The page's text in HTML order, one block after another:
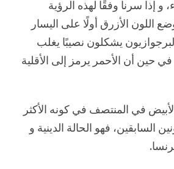
و إذا سرنا وفقًا لهذه الرؤية
اللون الأزرق أولًا على اليسار
يشكلون نصيبًا يغلب
حين أن الأحمر يرمز إلى الأقلية
في المنتصف في كونه الأكثر
السابقين، فهو الحالة الدينية و